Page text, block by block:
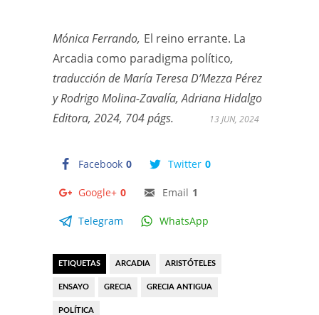
Mónica Ferrando, El reino errante. La
Arcadia como paradigma político,
traducción de María Teresa D’Mezza Pérez
y Rodrigo Molina-Zavalía, Adriana Hidalgo
Editora, 2024, 704 págs.
Facebook 0 Twitter 0
Google+ 0 Email 1
Telegram WhatsApp
13 JUN, 2024
ETIQUETAS ARCADIA ARISTÓTELES
ENSAYO GRECIA GRECIA ANTIGUA
POLÍTICA